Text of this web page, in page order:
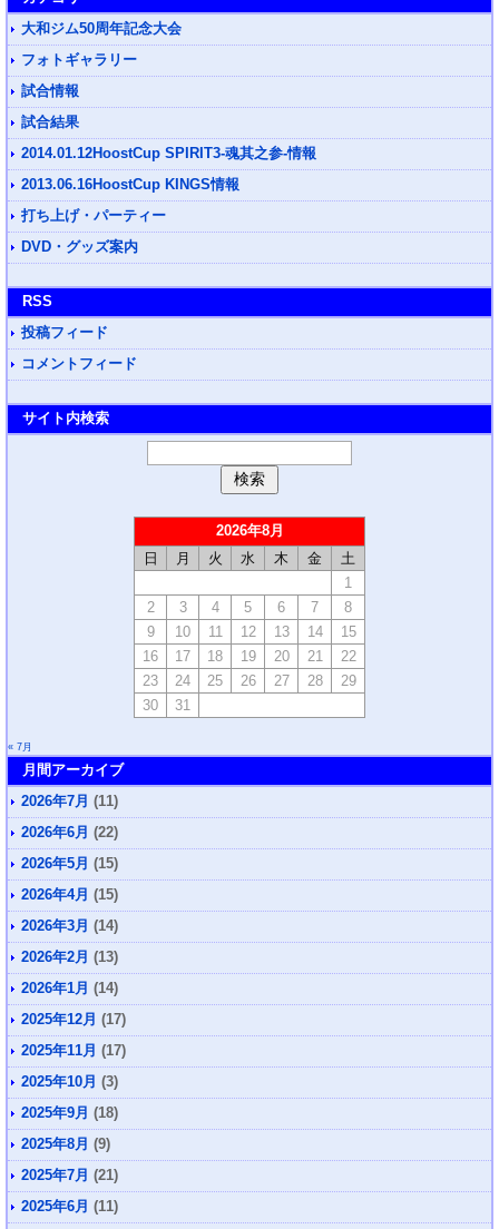
大和ジム50周年記念大会
フォトギャラリー
試合情報
試合結果
2014.01.12HoostCup SPIRIT3-魂其之参-情報
2013.06.16HoostCup KINGS情報
打ち上げ・パーティー
DVD・グッズ案内
RSS
投稿フィード
コメントフィード
サイト内検索
2026年8月
日 月 火 水 木 金
土
1
2
3 4 5 6 7
8
9
10 11 12 13 14
15
16
17 18 19 20 21
22
23
24 25 26 27 28
29
30
31
« 7月
月間アーカイブ
2026年7月 (11)
2026年6月 (22)
2026年5月 (15)
2026年4月 (15)
2026年3月 (14)
2026年2月 (13)
2026年1月 (14)
2025年12月 (17)
2025年11月 (17)
2025年10月 (3)
2025年9月 (18)
2025年8月 (9)
2025年7月 (21)
2025年6月 (11)